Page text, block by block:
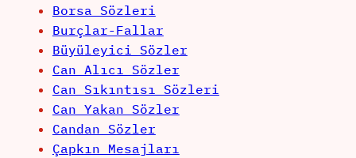
Borsa Sözleri
Burçlar-Fallar
Büyüleyici Sözler
Can Alıcı Sözler
Can Sıkıntısı Sözleri
Can Yakan Sözler
Candan Sözler
Çapkın Mesajları